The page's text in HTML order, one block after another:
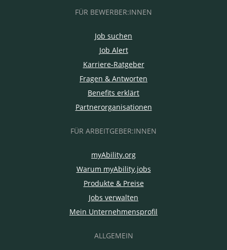
FÜR BEWERBER:INNEN
Job suchen
Job Alert
Karriere-Ratgeber
Fragen & Antworten
Benefits erklärt
Partnerorganisationen
FÜR ARBEITGEBER:INNEN
myAbility.org
Warum myAbility.jobs
Produkte & Preise
Jobs verwalten
Mein Unternehmensprofil
ALLGEMEIN